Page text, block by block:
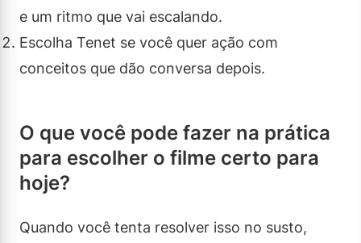
e um ritmo que vai escalando.
Escolha Tenet se você quer ação com
conceitos que dão conversa depois.
O que você pode fazer na prática
para escolher o filme certo para
hoje?
Quando você tenta resolver isso no susto,